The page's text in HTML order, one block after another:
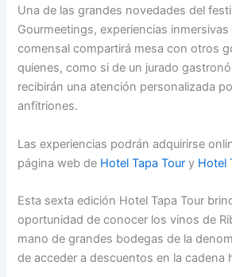
Una de las grandes novedades del
Gourmeetings, experiencias inmersivas
comensal compartirá mesa con otros
quienes, como si de un jurado
recibirán una atención personalizada
anfitriones.
Las experiencias podrán adquirirse
página web de Hotel Tapa Toury Hotel
Esta sexta edición Hotel Tapa Tour
oportunidad de conocer los vinos de
mano de grandes bodegas de la
de acceder a descuentos en la cadena